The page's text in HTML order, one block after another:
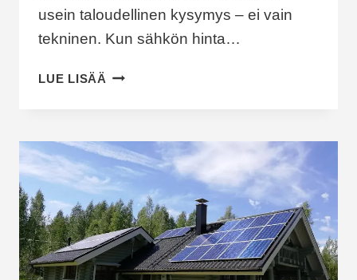
usein taloudellinen kysymys – ei vain
tekninen. Kun sähkön hinta…
LUE LISÄÄ AURINKOVOIMALAN
JÄRJESTELMÄ?
NÄIN
TEET
TALOUDELLISESTI
FIKSUN
PÄÄTÖKSEN
KUOPIOSSA